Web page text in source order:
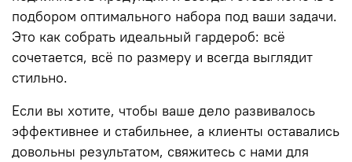
подбором оптимального набора под ваши задачи.
Это как собрать идеальный гардероб: всё
сочетается, всё по размеру и всегда выглядит
стильно.
Если вы хотите, чтобы ваше дело развивалось
эффективнее и стабильнее, а клиенты оставались
довольны результатом, свяжитесь с нами для